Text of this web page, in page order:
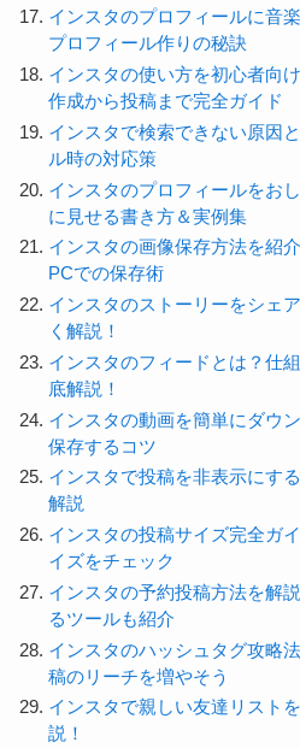
インスタのプロフィールに音
プロフィール作りの秘訣
インスタの使い方を初心者向
作成から投稿まで完全ガイド
インスタで検索できない原因
ル時の対応策
インスタのプロフィールをお
に見せる書き方＆実例集
インスタの画像保存方法を紹
PCでの保存術
インスタのストーリーをシェ
く解説！
インスタのフィードとは？仕
底解説！
インスタの動画を簡単にダウ
保存するコツ
インスタで投稿を非表示にす
解説
インスタの投稿サイズ完全ガ
イズをチェック
インスタの予約投稿方法を解
るツールも紹介
インスタのハッシュタグ攻略
稿のリーチを増やそう
インスタで親しい友達リスト
説！